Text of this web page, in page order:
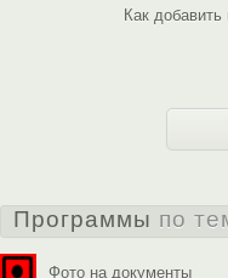
Как
Программы по
Фото на документы